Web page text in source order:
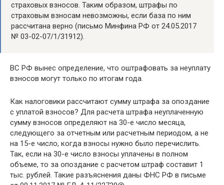
страховых взносов. Таким образом, штрафы по
страховым взносам невозможны, если база по ним
рассчитана верно (письмо Минфина РФ от 24.05.2017
№ 03-02-07/1/31912).
ВС РФ вынес определение, что оштрафовать за неуплату
взносов могут только по итогам года.
Как налоговики рассчитают сумму штрафа за опоздание
с уплатой взносов? Для расчета штрафа неуплаченную
сумму взносов определяют на 30-е число месяца,
следующего за отчетным или расчетным периодом, а не
на 15-е число, когда взносы нужно было перечислить.
Так, если на 30-е число взносы уплачены в полном
объеме, то за опоздание с расчетом штраф составит 1
тыс. рублей. Такие разъяснения даны ФНС РФ в письме